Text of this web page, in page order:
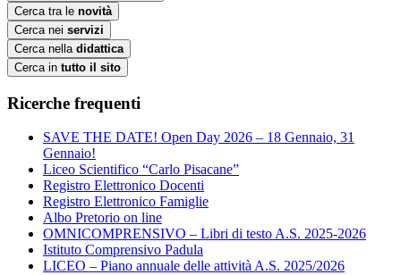
Cerca tra le novità
Cerca nei servizi
Cerca nella didattica
Cerca in tutto il sito
Ricerche frequenti
SAVE THE DATE! Open Day 2026 – 18 Gennaio, 31
Gennaio!
Liceo Scientifico “Carlo Pisacane”
Registro Elettronico Docenti
Registro Elettronico Famiglie
Albo Pretorio on line
OMNICOMPRENSIVO – Libri di testo A.S. 2025-2026
Istituto Comprensivo Padula
LICEO – Piano annuale delle attività A.S. 2025/2026